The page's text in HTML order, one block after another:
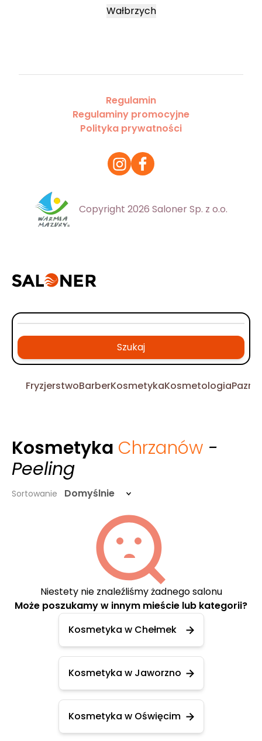
Wałbrzych
Regulamin
Regulaminy promocyjne
Polityka prywatności
Copyright 2026 Saloner Sp. z o.o.
Szukaj
FryzjerstwoBarberKosmetykaKosmetologia
Kosmetyka Chrzanów -
Peeling
Sortowanie Domyślnie
Niestety nie znaleźliśmy żadnego salonu
Może poszukamy w innym mieście lub kategorii?
Kosmetyka w Chełmek
Kosmetyka w Jaworzno
Kosmetyka w Oświęcim